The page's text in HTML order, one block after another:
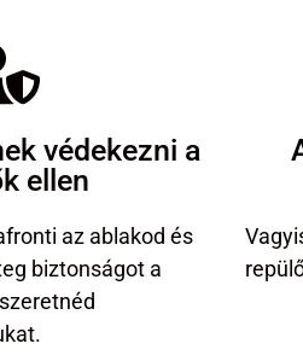
védekezni a
ellen
az ablakod és
biztonságot a